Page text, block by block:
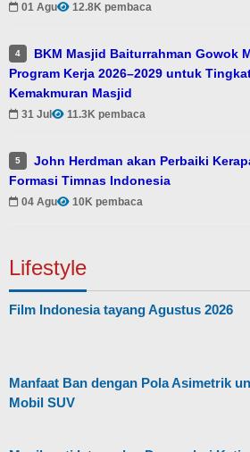
01 Agu 12.8K pembaca
4
BKM Masjid Baiturrahman Gowok
Program Kerja 2026–2029 untuk
Kemakmuran Masjid
31 Jul 11.3K pembaca
5
John Herdman akan Perbaiki
Formasi Timnas Indonesia
04 Agu 10K pembaca
Lifestyle
Film Indonesia tayang Agustus 2026
Manfaat Ban dengan Pola Asimetrik
Mobil SUV